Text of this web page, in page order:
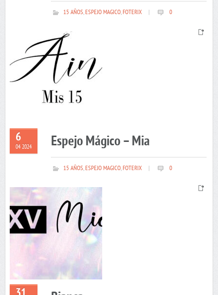
15 AÑOS,ESPEJO MAGICO,FOTERIX 0
6
04 2024 Espejo Mágico – Mia
15 AÑOS,ESPEJO MAGICO,FOTERIX 0